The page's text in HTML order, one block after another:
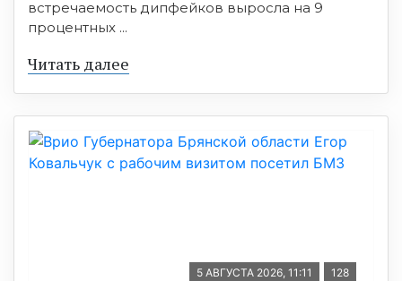
встречаемость дипфейков выросла на 9
процентных ...
Читать далее
5 АВГУСТА 2026, 11:11 128